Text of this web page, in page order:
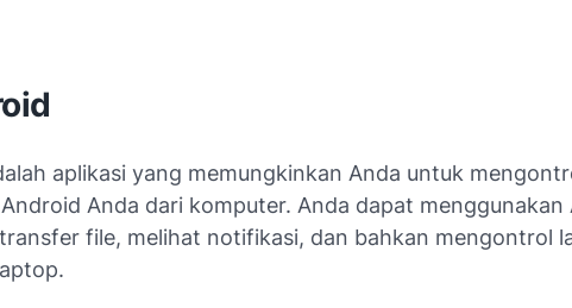
aplikasi yang memungkinkan Anda untuk
Anda dari komputer. Anda dapat menggunakan
file, melihat notifikasi, dan bahkan mengontrol